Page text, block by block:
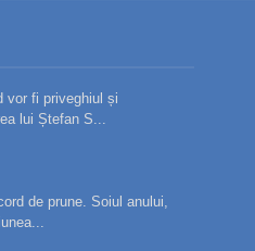
vor fi priveghiul și
lui Ștefan S...
de prune. Soiul anului,